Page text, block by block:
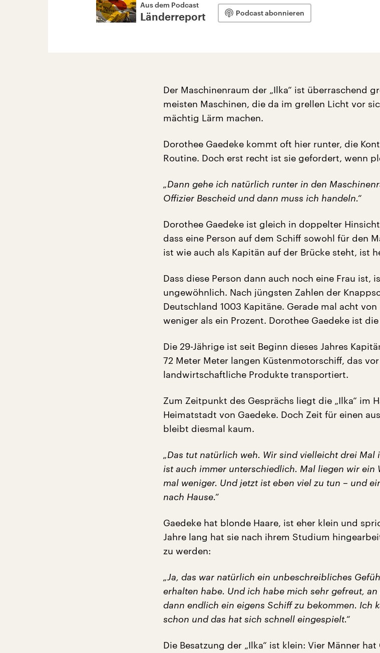
Aus dem Podcast
Länderreport Podcast abonnieren
Der Maschinenraum der „Ilka“ ist überraschend
meisten Maschinen, die da im grellen Licht vor
mächtig Lärm machen.
Dorothee Gaedeke kommt oft hier runter, die
Routine. Doch erst recht ist sie gefordert, wenn
„Dann gehe ich natürlich runter in den
Offizier Bescheid und dann muss ich handeln.“
Dorothee Gaedeke ist gleich in doppelter
dass eine Person auf dem Schiff sowohl für den
ist wie auch als Kapitän auf der Brücke steht, ist
Dass diese Person dann auch noch eine Frau ist,
ungewöhnlich. Nach jüngsten Zahlen der
Deutschland 1003 Kapitäne. Gerade mal acht
weniger als ein Prozent. Dorothee Gaedeke ist
Die 29-Jährige ist seit Beginn dieses Jahres
72 Meter Meter langen Küstenmotorschiff, das
landwirtschaftliche Produkte transportiert.
Zum Zeitpunkt des Gesprächs liegt die „Ilka“ im
Heimatstadt von Gaedeke. Doch Zeit für einen
bleibt diesmal kaum.
„Das tut natürlich weh. Wir sind vielleicht drei Mal
ist auch immer unterschiedlich. Mal liegen wir ein
mal weniger. Und jetzt ist eben viel zu tun – und
nach Hause.“
Gaedeke hat blonde Haare, ist eher klein und
Jahre lang hat sie nach ihrem Studium
zu werden:
„Ja, das war natürlich ein unbeschreibliches
erhalten habe. Und ich habe mich sehr gefreut,
dann endlich ein eigens Schiff zu bekommen. Ich
schon und das hat sich schnell eingespielt.“
Die Besatzung der „Ilka“ ist klein: Vier Männer